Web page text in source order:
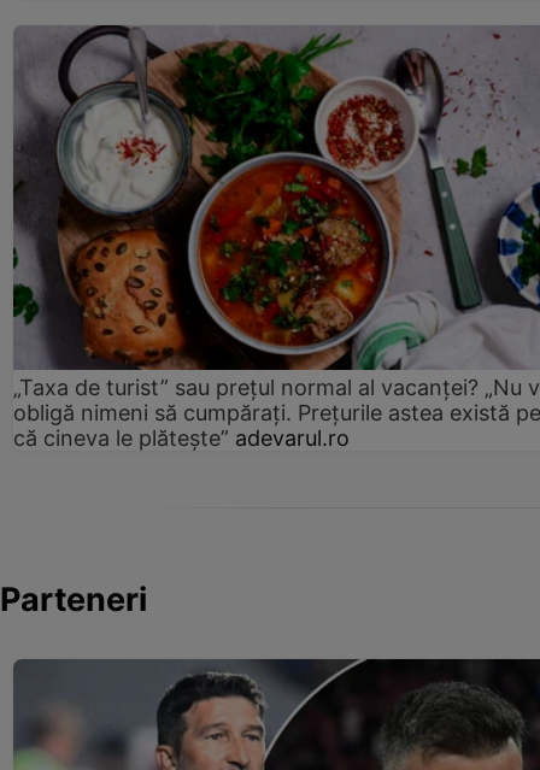
„Taxa de turist” sau prețul normal al vacanței? „Nu
obligă nimeni să cumpărați. Prețurile astea există
că cineva le plătește” adevarul.ro
Parteneri